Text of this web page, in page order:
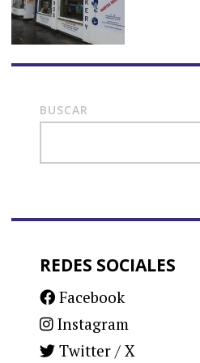
BUSCAR
REDES SOCIALES
Facebook
Instagram
Twitter / X